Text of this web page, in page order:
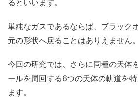
るといいます。
単純なガスであるならば、ブラック
元の形状へ戻ることはありえません。
今回の研究では、さらに同種の天体
ールを周回する6つの天体の軌道を
ます。